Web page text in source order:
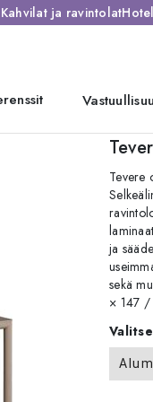
Kahvilat ja ravintolat
Tevere
ja
sekä
× 147 /